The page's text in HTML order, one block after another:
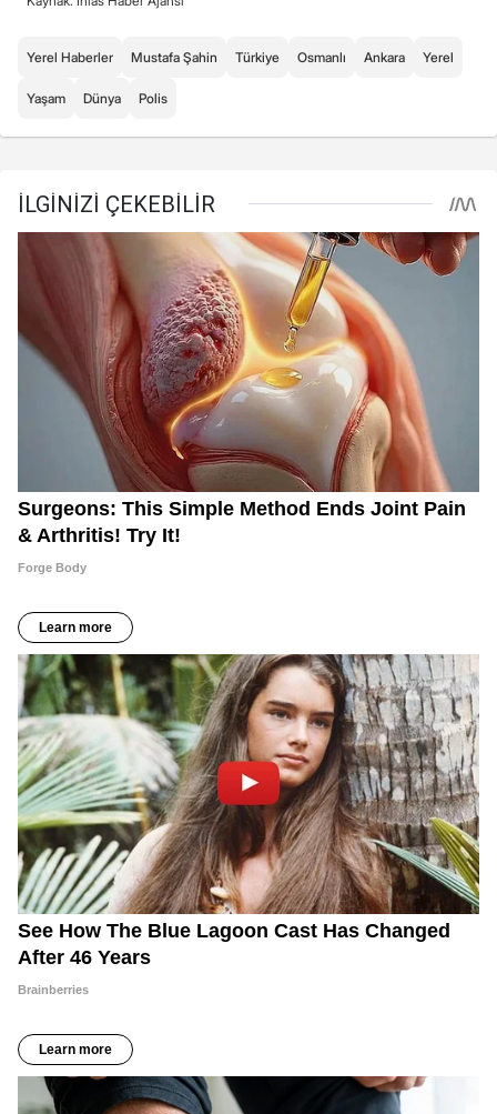
Yerel Haberler Mustafa Şahin Türkiye Osmanlı Ankara Yerel
Yaşam Dünya Polis